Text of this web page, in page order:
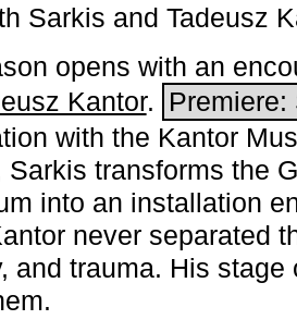
Sarkis and Tadeusz
opens with an
Kantor. Premiere:
with the ­Kantor
Sarkis transforms the
into an installation
never separated
and trauma. His